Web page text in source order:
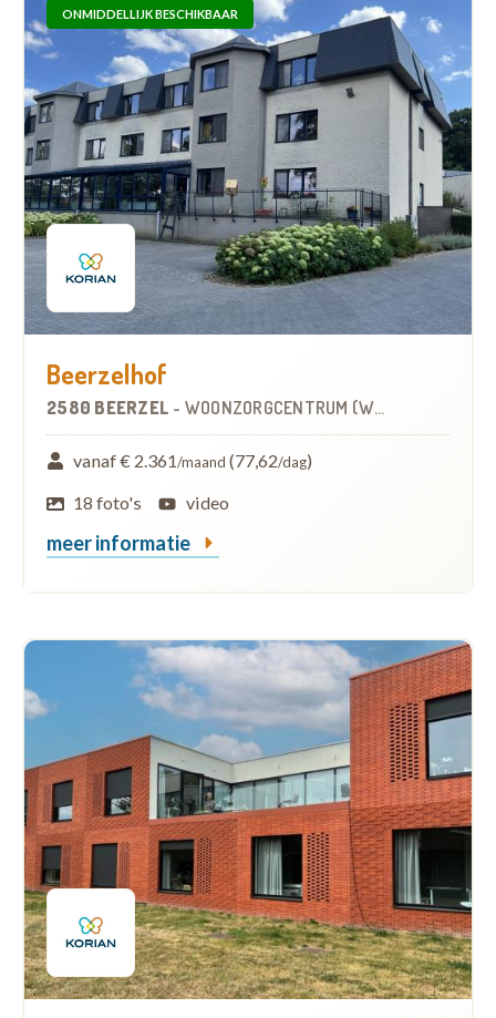
ONMIDDELLIJK BESCHIKBAAR
Beerzelhof
2580 BEERZEL - WOONZORGCENTRUM (WZC)
vanaf € 2.361/maand (77,62/dag)
18 foto's
video
meer informatie